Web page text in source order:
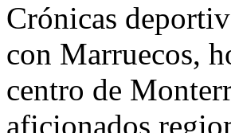
​Crónicas
con Marruecos,
centro de
aficionados